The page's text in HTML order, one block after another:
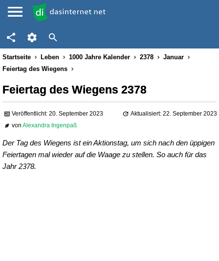
Startseite Leben 1000 Jahre Kalender 2378
Januar
Feiertag des Wiegens
Feiertag des Wiegens 2378
Veröffentlicht: 20. September 2023
Aktualisiert: 22. September 2023
vonAlexandra Ingenpaß
Der Tag des Wiegens ist ein Aktionstag, um sich nach den üppigen
Feiertagen mal wieder auf die Waage zu stellen. So auch für das
Jahr 2378.